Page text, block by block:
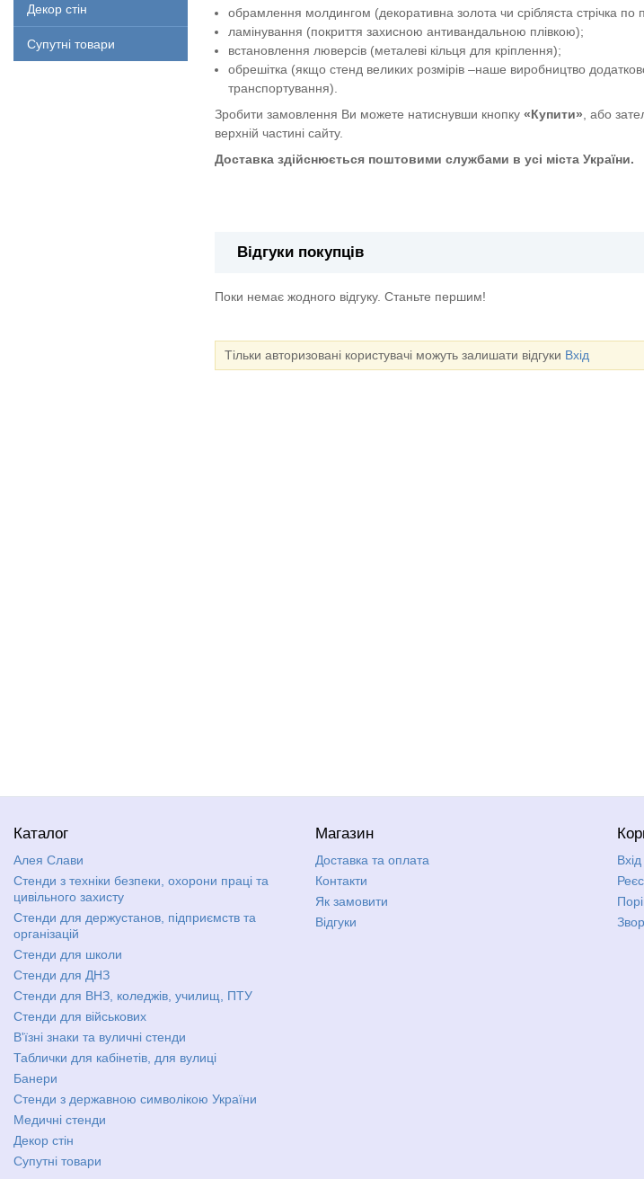
Декор стін
Супутні товари
обрамлення молдингом (декоративна золота чи срібляста стрічка по
ламінування (покриття захисною антивандальною плівкою);
встановлення люверсів (металеві кільця для кріплення);
обрешітка (якщо стенд великих розмірів –наше виробництво
транспортування).
Зробити замовлення Ви можете натиснувши кнопку «Купити» , або
верхній частині сайту.
Доставка здійснюється поштовими службами в усі міста України.
Відгуки покупців
Поки немає жодного відгуку. Станьте першим!
Тільки авторизовані користувачі можуть залишати відгуки Вхід
Каталог
Алея Слави
Стенди з техніки безпеки, охорони праці та
цивільного захисту
Стенди для держустанов, підприємств та
організацій
Стенди для школи
Стенди для ДНЗ
Стенди для ВНЗ, коледжів, училищ, ПТУ
Стенди для військових
В'їзні знаки та вуличні стенди
Таблички для кабінетів, для вулиці
Банери
Стенди з державною символікою України
Медичні стенди
Декор стін
Супутні товари
Магазин
Доставка та оплата
Контакти
Як замовити
Відгуки
Вхід